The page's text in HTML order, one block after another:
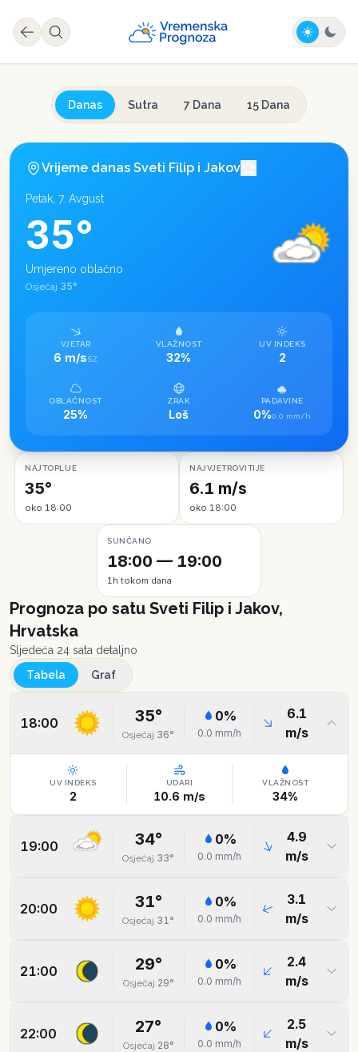
Danas Sutra 7 Dana 15 Dana
Vrijeme danas Sveti Filip i Jakov
Petak, 7. Avgust
35°
Umjereno oblačno
Osjećaj 35°
VJETAR
6 m/sSZ
VLAŽNOST
32%
UV INDEKS
2
OBLAČNOST
25%
ZRAK
Loš
PADAVINE
0%0.0 mm/h
NAJTOPLIJE
35°
oko 18:00
NAJVJETROVITIJE
6.1 m/s
oko 18:00
SUNČANO
18:00 — 19:00
1h tokom dana
Prognoza po satu Sveti Filip i Jakov,
Hrvatska
Sljedeća 24 sata detaljno
Tabela
Graf
18:00 35°
Osjećaj 36°
0%
0.0 mm/h
6.1
m/s
UV INDEKS
2
UDARI
10.6 m/s
VLAŽNOST
34%
19:00 34°
Osjećaj 33°
0%
0.0 mm/h
4.9
m/s
20:00 31°
Osjećaj 31°
0%
0.0 mm/h
3.1
m/s
21:00 29°
Osjećaj 29°
0%
0.0 mm/h
2.4
m/s
22:00 27°
Osjećaj 28°
0%
0.0 mm/h
2.5
m/s